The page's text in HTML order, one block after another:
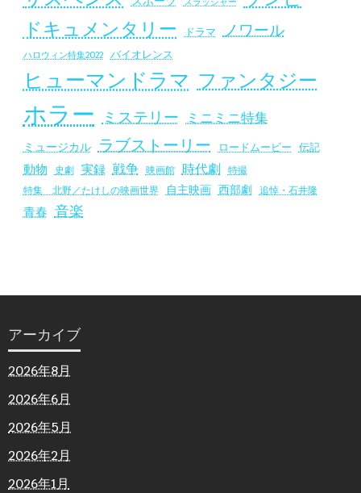
ドキュメンタリー ドラマ ノワール
ハロウィン特集2022 バイオレンス
ヒューマンドラマ ファンタジー
ホラー ミステリー ミニミニ特集
ミュージカル ラブストーリー ロードムービー 伝記
動物 史劇 実録 戦争 映画館 時代劇
特撮
特集 北野／たけしの映画世界
自主映画 西部劇 追悼・石井隆
青春 音楽
アーカイブ
2026年8月
2026年6月
2026年5月
2026年2月
2026年1月